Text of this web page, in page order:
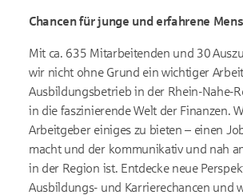
Chancen für junge und erfahrene
Mit ca. 635 Mitarbeitenden und 30
wir nicht ohne Grund ein wichtiger
Ausbildungsbetrieb in der Rhein-Nahe-
in die faszinierende Welt der Finanzen.
Arbeitgeber einiges zu bieten – einen
macht und der kommunikativ und nah
in der Region ist. Entdecke neue
Ausbildungs- und Karrierechancen und